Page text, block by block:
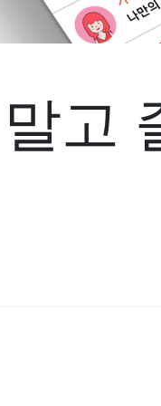
고